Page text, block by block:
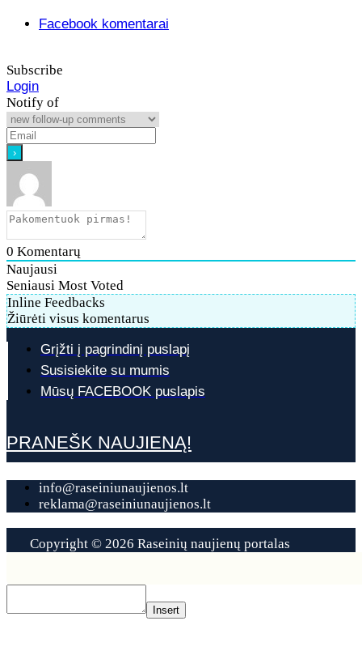
Facebook komentarai
Subscribe
Login
Notify of
0 Komentarų
Naujausi
Seniausi Most Voted
Inline Feedbacks
Žiūrėti visus komentarus
Grįžti į pagrindinį puslapį
Susisiekite su mumis
Mūsų FACEBOOK puslapis
PRANEŠK NAUJIENĄ!
info@raseiniunaujienos.lt
reklama@raseiniunaujienos.lt
Copyright © 2026 Raseinių naujienų portalas
Contact
Insert